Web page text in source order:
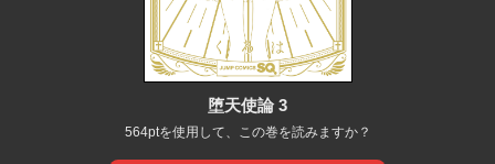
堕天使論 3
564ptを使用して、この巻を読みますか？